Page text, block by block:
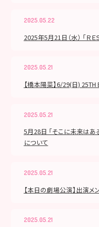
2025.05.22
2025年5月21日（水） 「Ｒ
2025.05.21
【橋本陽菜】6/29(日) 25TH
2025.05.21
5月28日 「そこに未来はあ
について
2025.05.21
【本日の劇場公演】出演
2025.05.21